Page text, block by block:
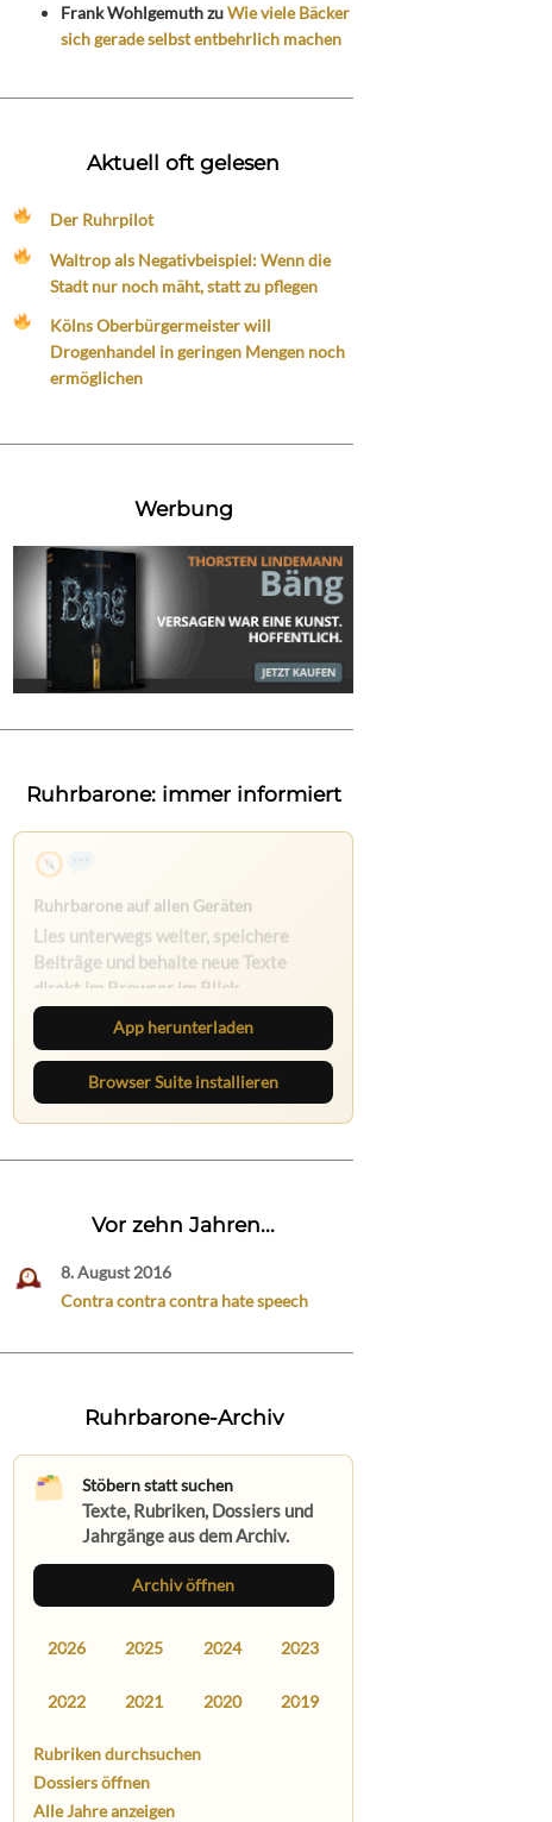
Frank WohlgemuthzuWie viele Bäcker
sich gerade selbst entbehrlich machen
Aktuell oft gelesen
Der Ruhrpilot
Waltrop als Negativbeispiel: Wenn die
Stadt nur noch mäht, statt zu pflegen
Kölns Oberbürgermeister will
Drogenhandel in geringen Mengen noch
ermöglichen
Werbung
Ruhrbarone: immer informiert
Nichts mehr verpassen
Die Ruhrbarone-App bringt den Blog
aufs Handy. Die Browser Suite hält
dich am Desktop auf dem Laufenden.
App herunterladen
Browser Suite installieren
Vor zehn Jahren...
8. August 2016
Contra contra contra hate speech
Ruhrbarone-Archiv
Stöbern statt suchen
Texte, Rubriken, Dossiers und
Jahrgänge aus dem Archiv.
Archiv öffnen
2026 2025 2024 2023
2022 2021 2020 2019
Rubriken durchsuchen
Dossiers öffnen
Alle Jahre anzeigen